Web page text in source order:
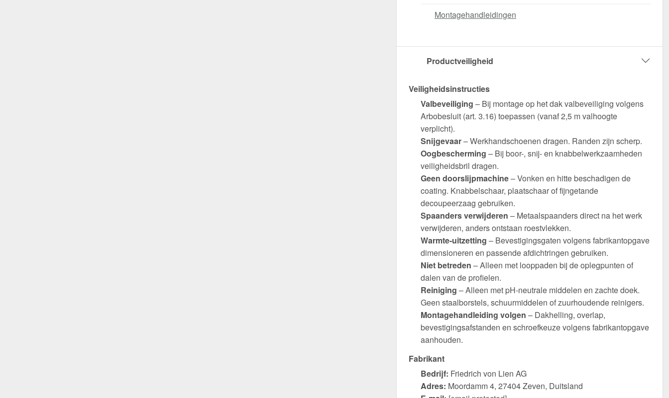
Montagehandleidingen
Productveiligheid
Veiligheidsinstructies
Valbeveiliging – Bij montage op het dak valbeveiliging volgens
Arbobesluit (art. 3.16) toepassen (vanaf 2,5 m valhoogte
verplicht).
Snijgevaar– Werkhandschoenen dragen. Randen zijn scherp.
Oogbescherming – Bij boor-, snij- en knabbelwerkzaamheden
veiligheidsbril dragen.
Geen doorslijpmachine– Vonken en hitte beschadigen de
coating. Knabbelschaar, plaatschaar of fijngetande
decoupeerzaag gebruiken.
Spaanders verwijderen – Metaalspaanders direct na het werk
verwijderen, anders ontstaan roestvlekken.
Warmte-uitzetting – Bevestigingsgaten volgens fabrikantopgave
dimensioneren en passende afdichtringen gebruiken.
Niet betreden – Alleen met looppaden bij de oplegpunten of
dalen van de profielen.
Reiniging – Alleen met pH-neutrale middelen en zachte doek.
Geen staalborstels, schuurmiddelen of zuurhoudende reinigers.
Montagehandleiding volgen – Dakhelling, overlap,
bevestigingsafstanden en schroefkeuze volgens fabrikantopgave
aanhouden.
Fabrikant
Bedrijf: Friedrich von Lien AG
Adres: Moordamm 4, 27404 Zeven, Duitsland